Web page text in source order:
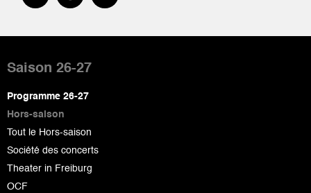
de
page
Saison 26-27
Programme 26-27
Hors-saison
Tout le Hors-saison
Société des concerts
Theater in Freiburg
OCF